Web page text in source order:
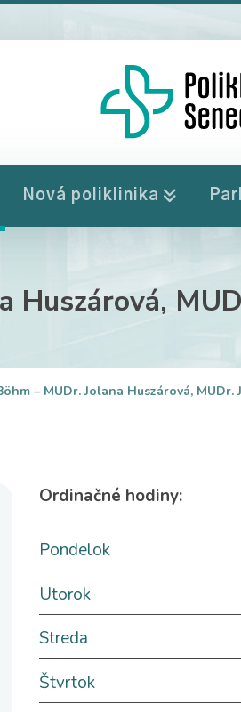
Nová poliklinika
Huszárová,
– MUDr. Jolana Huszárová, MUDr.
Ordinačné hodiny:
Pondelok
Utorok
Streda
Štvrtok